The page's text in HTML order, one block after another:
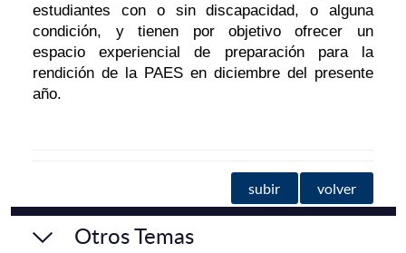
estudiantes con o sin discapacidad, o alguna
condición, y tienen por objetivo ofrecer un
espacio experiencial de preparación para la
rendición de la PAES en diciembre del presente
año.
subir volver
Otros Temas